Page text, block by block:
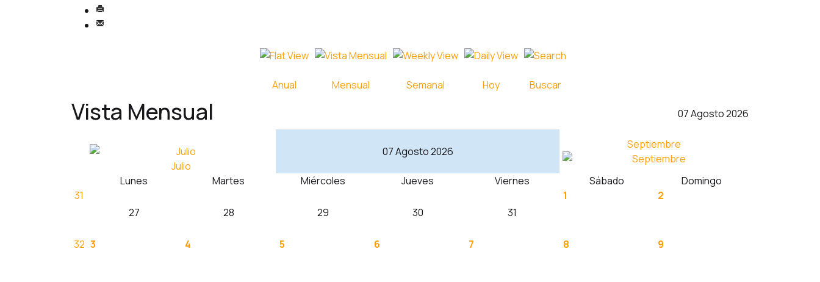
Anual Mensual Semanal Hoy Buscar
Vista Mensual 07 Agosto 2026
Julio
07 Agosto 2026
Septiembre
Lunes Martes Miércoles Jueves Viernes Sábado
Domingo
31
27
28 29 30 31
1 2
32 3 4 5 6 7 8 9